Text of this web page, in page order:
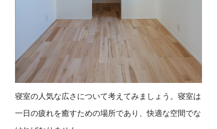
寝室の人気な広さについて考えてみましょう。寝室は
一日の疲れを癒すための場所であり、快適な空間でな